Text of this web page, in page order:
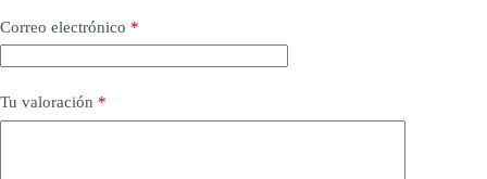
Correo electrónico *
Tu valoración *